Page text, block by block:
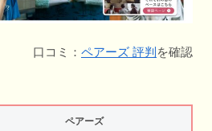
口コミ： ペアーズ 評判 を確認
ペアーズ